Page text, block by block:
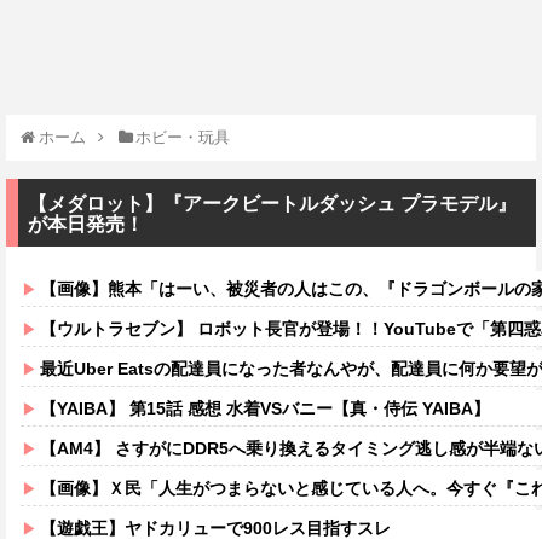
ホーム ホビー・玩具
【メダロット】『アークビートルダッシュ プラモデル』
が本日発売！
【画像】熊本「はーい、被災者の人はこの、『ドラゴンボールの家』み
【ウルトラセブン】 ロボット長官が登場！！YouTubeで「第四
最近Uber Eatsの配達員になった者なんやが、配達員に何か要望
【YAIBA】 第15話 感想 水着VSバニー【真・侍伝 YAIBA】
【AM4】 さすがにDDR5へ乗り換えるタイミング逃し感が半端な
【画像】Ｘ民「人生がつまらないと感じている人へ。今すぐ『これ』を
【遊戯王】ヤドカリューで900レス目指すスレ